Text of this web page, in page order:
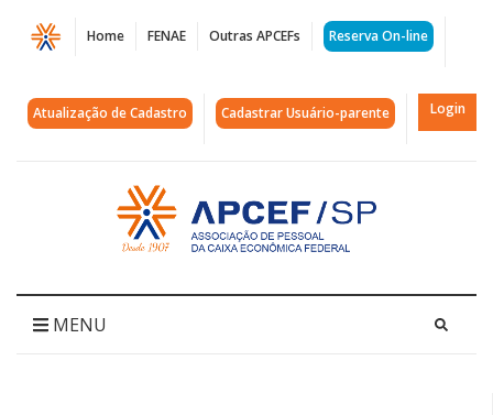
Página
SuaraoReveillon16_114
copiar
APCEF/SP
Home FENAE Outras APCEFs Reserva On-line
Atualização de Cadastro Cadastrar Usuário-parente Login
Acessar
página
inicial
MENU